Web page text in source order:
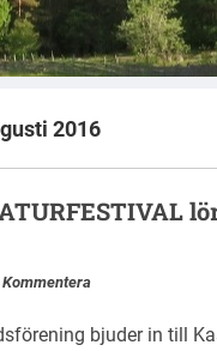
2016
Kommentera
bjuder in till